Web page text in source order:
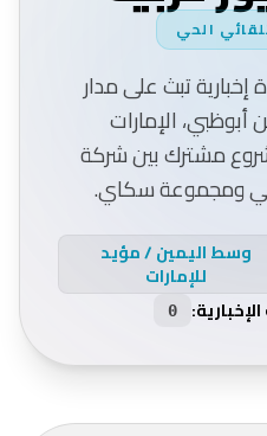
الحي
تبث على مدار
أبوظبي، الإمارات
مشترك بين شركة
ومجموعة سكاي.
وسط اليمين / مؤيد
للإمارات
0